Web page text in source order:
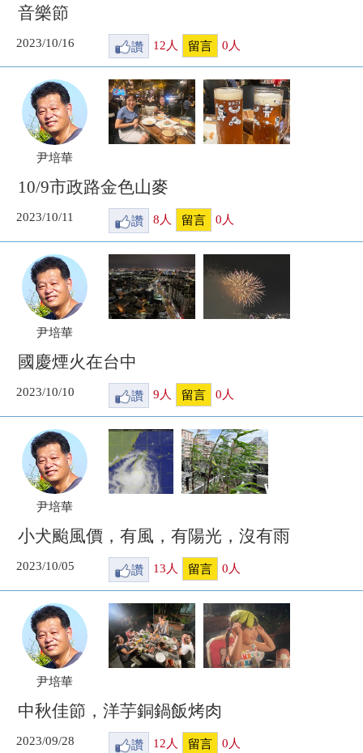
音樂節
2023/10/16 讚 12 人 留言 0 人
尹培華
10/9市政路金色山麥
2023/10/11 讚 8 人 留言 0 人
尹培華
國慶煙火在台中
2023/10/10 讚 9 人 留言 0 人
尹培華
小犬颱風價，有風，有陽光，沒有雨
2023/10/05 讚 13 人 留言 0 人
尹培華
中秋佳節，洋芋銅鍋飯烤肉
2023/09/28 讚 12 人 留言 0 人